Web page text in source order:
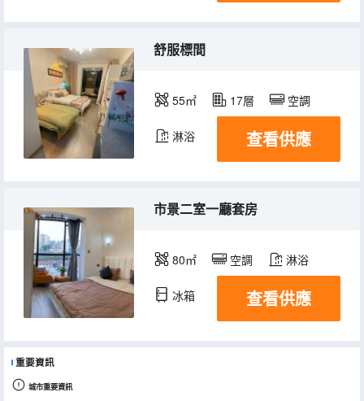
舒服標間
55㎡ 17層 空調
淋浴 查看供應
市景二室一廳套房
80㎡ 空調 淋浴
冰箱 查看供應
重要資訊
城市重要資訊